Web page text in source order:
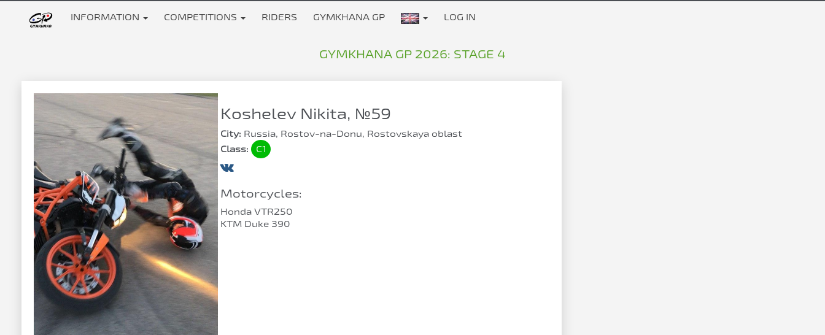
INFORMATION COMPETITIONS RIDERS GYMKHANA GP LOG IN
GYMKHANA GP 2026: STAGE 4
Koshelev Nikita, №59
City: Russia, Rostov-na-Donu, Rostovskaya oblast
Class:
C1
Motorcycles:
Honda VTR250
KTM Duke 390